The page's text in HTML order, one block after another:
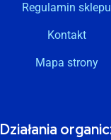
Regulamin sklepu
Kontakt
Mapa strony
Działania